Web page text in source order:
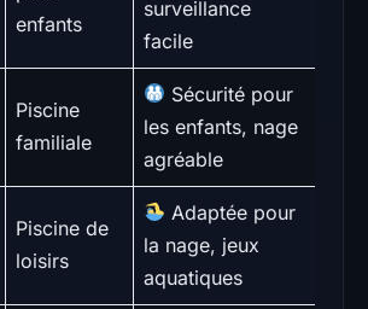
enfants
surveillance
facile
Piscine
familiale
Sécurité pour
les enfants, nage
agréable
Piscine de
loisirs
Adaptée pour
la nage, jeux
aquatiques